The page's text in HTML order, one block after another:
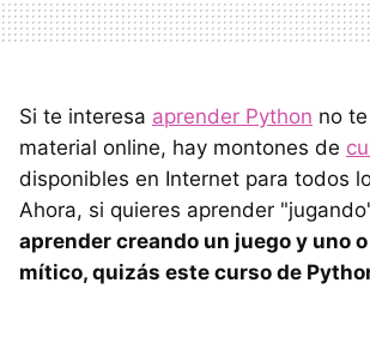
Si te interesa aprender Python no
material online, hay montones de
disponibles en Internet para todos
Ahora, si quieres aprender
aprender creando un juego y uno
mítico, quizás este curso de